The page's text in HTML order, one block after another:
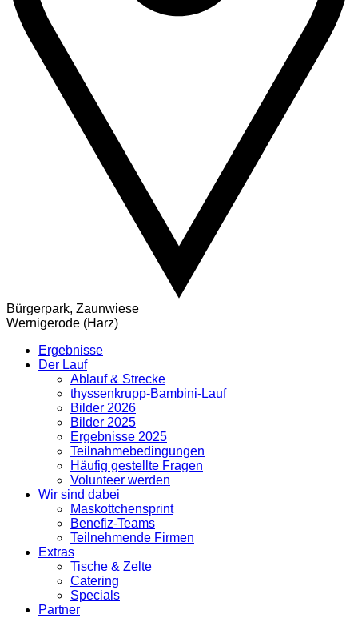
Bürgerpark, Zaunwiese
Wernigerode (Harz)
Ergebnisse
Der Lauf
Ablauf & Strecke
thyssenkrupp-Bambini-Lauf
Bilder 2026
Bilder 2025
Ergebnisse 2025
Teilnahmebedingungen
Häufig gestellte Fragen
Volunteer werden
Wir sind dabei
Maskottchensprint
Benefiz-Teams
Teilnehmende Firmen
Extras
Tische & Zelte
Catering
Specials
Partner